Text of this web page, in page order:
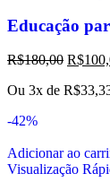
Educação
R$180,00 R$
Ou 3x de R$
-42%
Adicionar ao
Visualização